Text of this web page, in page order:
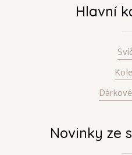
Hlavní
Novinky ze